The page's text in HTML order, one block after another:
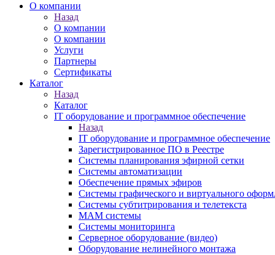
О компании
Назад
О компании
О компании
Услуги
Партнеры
Сертификаты
Каталог
Назад
Каталог
IT оборудование и программное обеспечение
Назад
IT оборудование и программное обеспечение
Зарегистрированное ПО в Реестре
Системы планирования эфирной сетки
Системы автоматизации
Обеспечение прямых эфиров
Системы графического и виртуального
Системы субтитрирования и телетекста
MAM системы
Системы мониторинга
Серверное оборудование (видео)
Оборудование нелинейного монтажа